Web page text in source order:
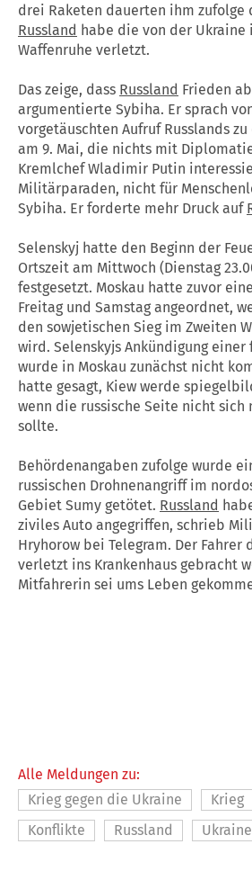
drei Raketen dauerten ihm zufolge
Russland habe die von der
Waffenruhe verletzt.
Das zeige, dass Russland Frieden
argumentierte Sybiha. Er sprach
vorgetäuschten Aufruf Russlands
am 9. Mai, die nichts mit
Kremlchef Wladimir Putin
Militärparaden, nicht für
Sybiha. Er forderte mehr Druck auf
Selenskyj hatte den Beginn der
Ortszeit am Mittwoch (Dienstag
festgesetzt. Moskau hatte zuvor
Freitag und Samstag angeordnet,
den sowjetischen Sieg im Zweiten
wird. Selenskyjs Ankündigung einer
wurde in Moskau zunächst nicht
hatte gesagt, Kiew werde
wenn die russische Seite nicht sich
sollte.
Behördenangaben zufolge wurde
russischen Drohnenangriff im
Gebiet Sumy getötet. Russland
ziviles Auto angegriffen, schrieb
Hryhorow bei Telegram. Der Fahrer
verletzt ins Krankenhaus gebracht
Mitfahrerin sei ums Leben
Alle Meldungen zu:
Krieg gegen die Ukraine
Krieg
Konflikte
Russland Ukraine